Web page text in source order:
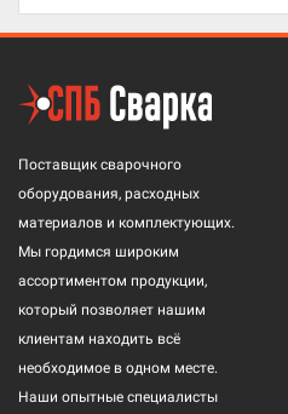
Поставщик сварочного
оборудования, расходных
материалов и комплектующих.
Мы гордимся широким
ассортиментом продукции,
который позволяет нашим
клиентам находить всё
необходимое в одном месте.
Наши опытные специалисты